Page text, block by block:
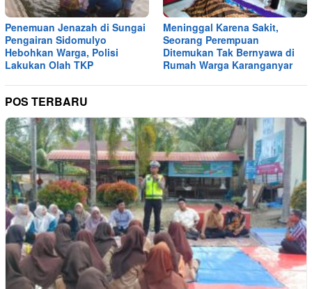
Penemuan Jenazah di Sungai
Pengairan Sidomulyo
Hebohkan Warga, Polisi
Lakukan Olah TKP
Meninggal Karena Sakit,
Seorang Perempuan
Ditemukan Tak Bernyawa di
Rumah Warga Karanganyar
POS TERBARU